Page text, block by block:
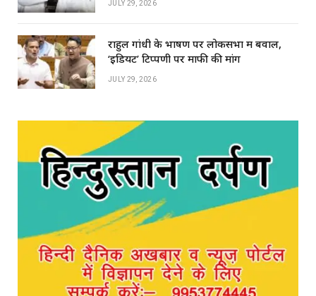
JULY 29, 2026
राहुल गांधी के भाषण पर लोकसभा में बवाल,
‘इडियट’ टिप्पणी पर माफी की मांग
JULY 29, 2026